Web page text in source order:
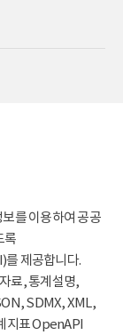
를 이용하여 공공
록
를 제공합니다.
료, 통계설명,
SDMX, XML,
지표 OpenAPI